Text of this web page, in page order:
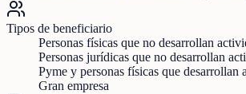
Tipos de beneficiario
Personas físicas que no desarrollan
Personas jurídicas que no desarrollan
Pyme y personas físicas que desarrollan
Gran empresa